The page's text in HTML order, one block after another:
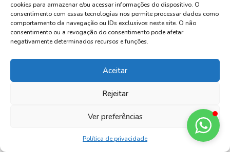
cookies para armazenar e/ou acessar informações do dispositivo. O
consentimento com essas tecnologias nos permite processar dados como
comportamento da navegação ou IDs exclusivos neste site. O não
consentimento ou a revogação do consentimento pode afetar
negativamente determinados recursos e funções.
Aceitar
Rejeitar
Ver preferências
Política de privacidade
© AXAR INCORPADORA | Todos os direitos reservados.